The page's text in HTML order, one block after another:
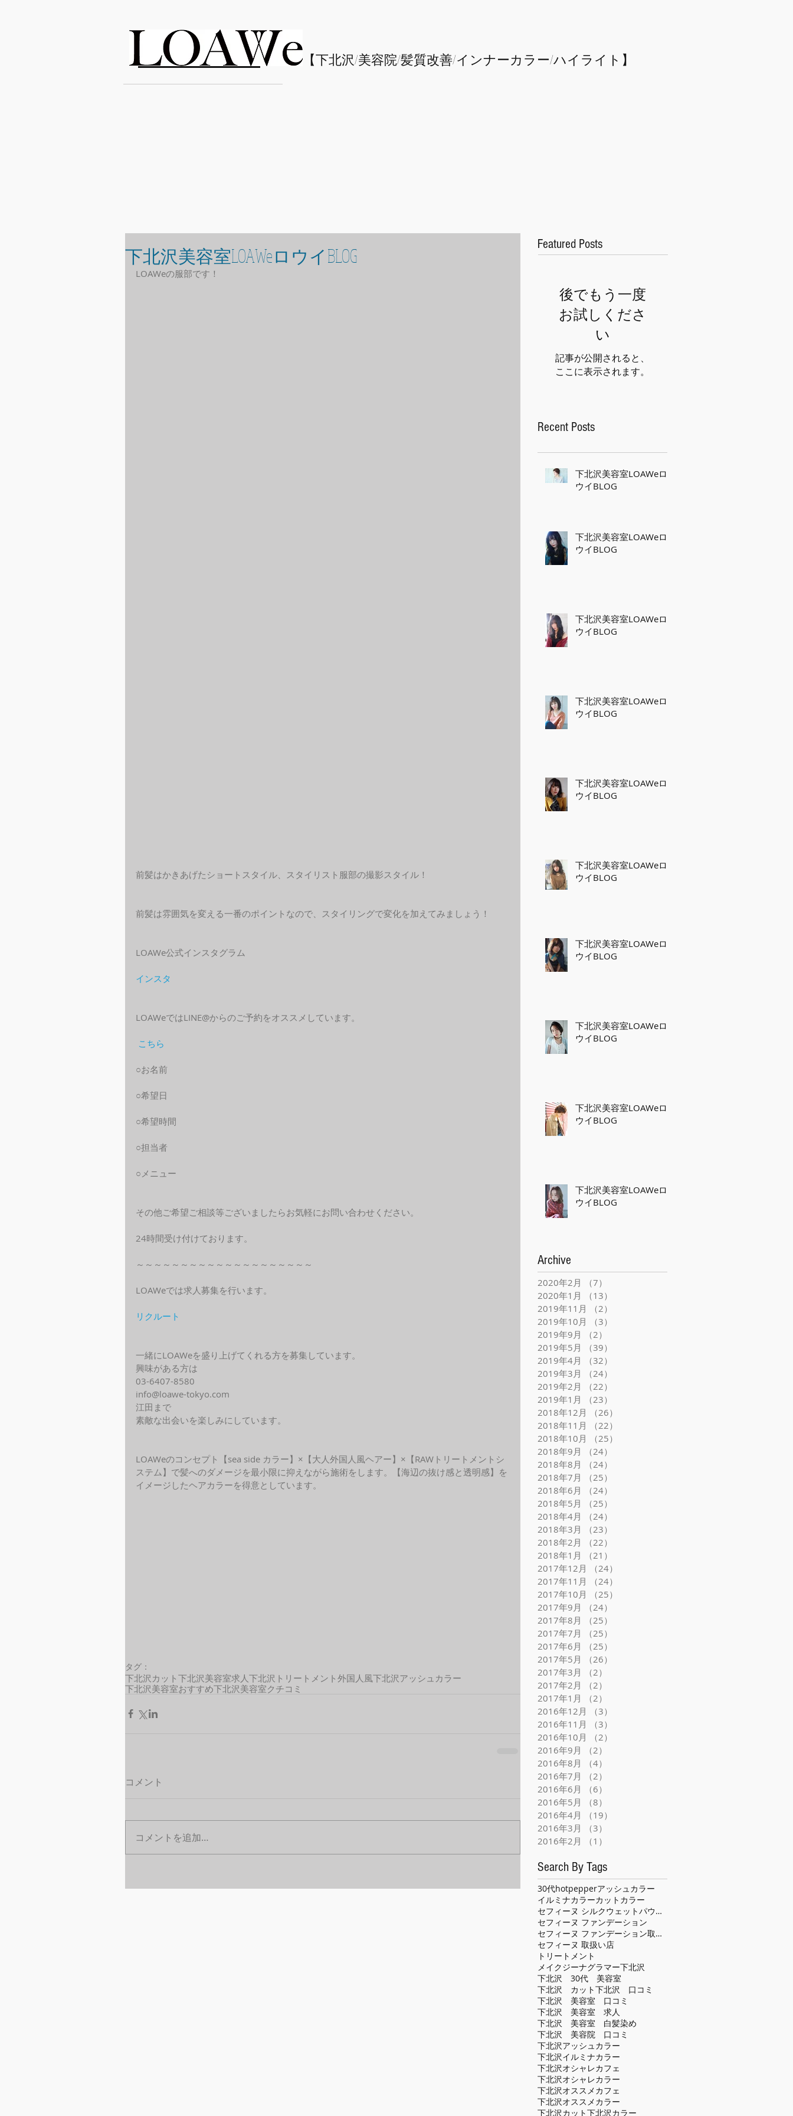
LOAWe ​【下北沢/美容院/髪質改善/インナーカラー/​ハイライト】
下北沢美容室LOAWeロウイBLOG
LOAWeの服部です！
前髪はかきあげたショートスタイル、スタイリスト服部の撮影スタイル！
前髪は雰囲気を変える一番のポイントなので、スタイリングで変化を加えてみましょう！
LOAWe公式インスタグラム
インスタ
LOAWeではLINE@からのご予約をオススメしています。
こちら
○お名前
○希望日
○希望時間
○担当者
○メニュー
その他ご希望ご相談等ございましたらお気軽にお問い合わせください。
24時間受け付けております。
～～～～～～～～～～～～～～～～～～～～
LOAWeでは求人募集を行います。
リクルート
一緒にLOAWeを盛り上げてくれる方を募集しています。
興味がある方は
03-6407-8580
info@loawe-tokyo.com
江田まで
素敵な出会いを楽しみにしています。
LOAWeのコンセプト【sea side カラー】×【大人外国人風ヘアー】×【RAWトリートメントシ
ステム】で髪へのダメージを最小限に抑えながら施術をします。【海辺の抜け感と透明感】を
イメージしたヘアカラーを得意としています。
タグ：
下北沢カット 下北沢美容室求人 下北沢トリートメント 外国人風下北沢アッシュカラー
下北沢美容室おすすめ下北沢美容室クチコミ
コメント
コメントを追加…
Featured Posts
後でもう一度
お試しくださ
い
記事が公開されると、
ここに表示されます。
Recent Posts
下北沢美容室LOAWeロ
ウイBLOG
下北沢美容室LOAWeロ
ウイBLOG
下北沢美容室LOAWeロ
ウイBLOG
下北沢美容室LOAWeロ
ウイBLOG
下北沢美容室LOAWeロ
ウイBLOG
下北沢美容室LOAWeロ
ウイBLOG
下北沢美容室LOAWeロ
ウイBLOG
下北沢美容室LOAWeロ
ウイBLOG
下北沢美容室LOAWeロ
ウイBLOG
下北沢美容室LOAWeロ
ウイBLOG
Archive
2020年2月 （7）
2020年1月
（13）
2019年11月
（2）
2019年10月
（3）
2019年9月
（2）
2019年5月
（39）
2019年4月
（32）
2019年3月
（24）
2019年2月
（22）
2019年1月
（23）
2018年12月
（26）
2018年11月
（22）
2018年10月
（25）
2018年9月
（24）
2018年8月
（24）
2018年7月
（25）
2018年6月
（24）
2018年5月
（25）
2018年4月
（24）
2018年3月
（23）
2018年2月
（22）
2018年1月
（21）
2017年12月
（24）
2017年11月
（24）
2017年10月
（25）
2017年9月
（24）
2017年8月
（25）
2017年7月
（25）
2017年6月
（25）
2017年5月
（26）
2017年3月
（2）
2017年2月
（2）
2017年1月
（2）
2016年12月
（3）
2016年11月
（3）
2016年10月
（2）
2016年9月
（2）
2016年8月
（4）
2016年7月
（2）
2016年6月
（6）
2016年5月
（8）
2016年4月
（19）
2016年3月
（3）
2016年2月
（1）
Search By Tags
30代hotpepperアッシュカラー
イルミナカラーカット カラー
セフィーヌ シルクウェットパウダー
セフィーヌ ファンデーション
セフィーヌ ファンデーション取扱い店
セフィーヌ 取扱い店
トリートメント
メイクジーナグラマー下北沢
下北沢 30代 美容室
下北沢 カット下北沢 口コミ
下北沢 美容室 口コミ
下北沢 美容室 求人
下北沢 美容室 白髪染め
下北沢 美容院 口コミ
下北沢アッシュカラー
下北沢イルミナカラー
下北沢オシャレカフェ
下北沢オシャレカラー
下北沢オススメカフェ
下北沢オススメカラー
下北沢カット下北沢カラー